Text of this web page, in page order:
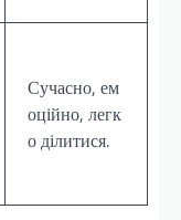
Сучасно, ем
оційно, легк
о ділитися.